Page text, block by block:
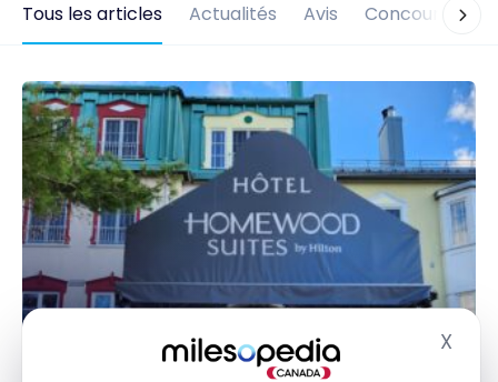
X
Tous les articles Actualités Avis Concours
Avis : Hilton Homewood Suites